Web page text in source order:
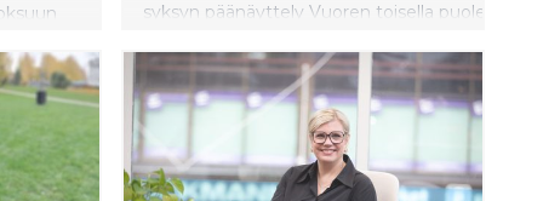
syksyn päänäyttely Vuoren toisella puolen –
esittelee 11 nykytaiteilijaa, jotka
työskentelevät Afrikan mantereella ja
afropohjoismaisessa diasporassa.
Näyttelyn myötä museo jatkaa
työtään kansainvälisen nykytaiteen
esittelemiseksi ja edistää